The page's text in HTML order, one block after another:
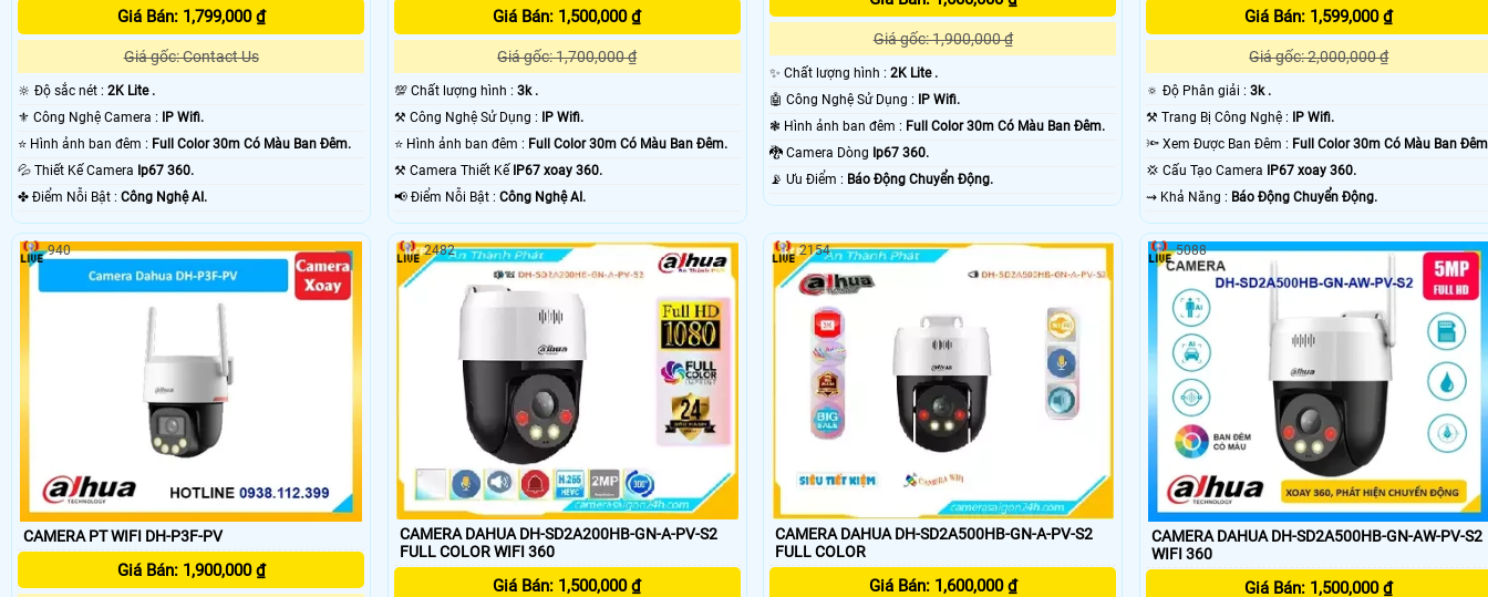
Giá Bán: 1,799,000 ₫
Giá gốc: Contact Us
🔆 Độ sắc nét : 2K Lite .
⚜️ Công Nghệ Camera :
IP Wifi.
⭐ Hình ảnh ban đêm : Full Color 30m Có Màu Ban Ðêm.
💦 Thiết Kế Camera Ip67 360.
️✤ Điểm Nỗi Bật : Công Nghệ AI.
Giá Bán: 1,500,000 ₫
Giá gốc: 1,700,000 ₫
💯 Chất lượng hình : 3k .
⚒ Công Nghệ Sử Dụng :
IP Wifi.
⭐ Hình ảnh ban đêm : Full Color 30m Có Màu Ban Ðêm.
⚒ Camera Thiết Kế IP67 xoay 360.
️📢 Điểm Nỗi Bật : Công Nghệ AI.
Giá gốc: 1,900,000 ₫
✨ Chất lượng hình :2K Lite .
🤖️ Công Nghệ Sử Dụng :
IP Wifi.
❃ Hình ảnh ban đêm : Full Color 30m Có Màu Ban Ðêm.
🐉️ Camera Dòng Ip67 360.
️📡 Ưu Điểm : Báo Động Chuyển Động.
Giá Bán: 1,599,000 ₫
Giá gốc: 2,000,000 ₫
🔅 Độ Phân giải : 3k .
⚒ Trang Bị Công Nghệ :
IP Wifi.
🔦 Xem Được Ban Đêm : Full Color 30m Có Màu Ban
💢 Cấu Tạo Camera
IP67 xoay 360.
️⇝ Khả Năng : Báo Động Chuyển Động.
CAMERA PT WIFI DH-P3F-PV
Giá Bán: 1,900,000 ₫
940
CAMERA DAHUA DH-SD2A200HB-GN-A-PV-S2
FULL COLOR WIFI 360
Giá Bán: 1,500,000 ₫
2482
CAMERA DAHUA DH-SD2A500HB-GN-A-PV-S2
FULL COLOR
Giá Bán: 1,600,000 ₫
2154
CAMERA DAHUA DH-SD2A500HB-GN-AW-PV-S2
WIFI 360
Giá Bán: 1,500,000 ₫
5088